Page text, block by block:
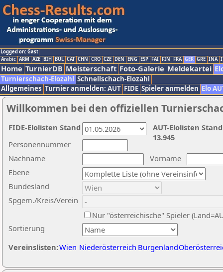
Logged on: Gast
Arabic ARM AZE BIH BUL CAT CHN CRO CZE DEN ENG ESP FAI FIN FRA GER GRE INA
Home TurnierDB Meisterschaft Foto-Galerie Meldekartei
Turnierschach-Elozahl Schnellschach-Elozahl
Allgemeines Turnier anmelden: AUT FIDE Spieler anmelden Elo
Willkommen bei den offiziellen
Nachname
Vorname
Ebene
Sortierung
Personennummer
Bundesland
Spgem./Kreis/Verein
Nur "österreichische" Spieler
Vereinslisten:Wien Niederösterreich Burgenland
AUT-Elolisten
13.945
FIDE-Elolisten Stand